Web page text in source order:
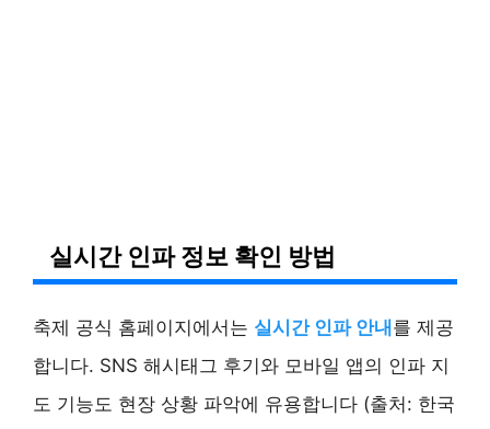
실시간 인파 정보 확인 방법
축제 공식 홈페이지에서는 실시간 인파 안내를 제공
합니다. SNS 해시태그 후기와 모바일 앱의 인파 지
도 기능도 현장 상황 파악에 유용합니다 (출처: 한국